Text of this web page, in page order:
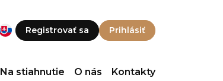
Registrovať sa Prihlásiť
Na stiahnutie O nás Kontakty